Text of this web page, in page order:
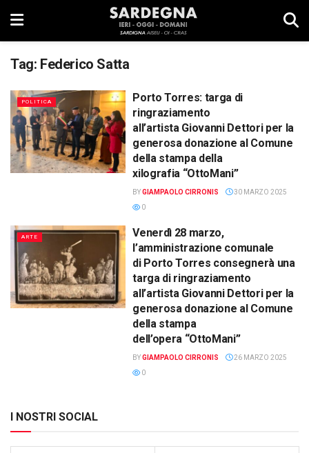
Tag: Federico Satta
POLITICA
Porto Torres: targa di
ringraziamento
all’artista Giovanni Dettori per la
generosa donazione al Comune
della stampa della
xilografia “OttoMani”
BYGIAMPAOLO CIRRONIS
30 MARZO 2025
0
ARTE
Venerdì 28 marzo,
l’amministrazione comunale
di Porto Torres consegnerà una
targa di ringraziamento
all’artista Giovanni Dettori per la
generosa donazione al Comune
della stampa
dell’opera “OttoMani”
BYGIAMPAOLO CIRRONIS
26 MARZO 2025
0
I NOSTRI SOCIAL